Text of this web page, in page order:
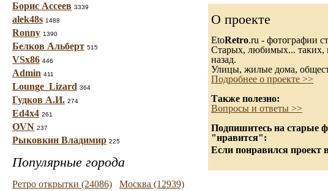
Борис Ассеев 3339
alek48s 1488
Ronny 1390
Белков Альберт 515
VSx86 446
Admin 411
Lounge_Lizard 364
Гудков А.И. 274
Ed4x4 261
OVN 237
Рыковкин Владимир 225
Популярные города
Ретро открытки (24086) Москва (12939)
О проекте
EtoRetro.ru - фотографии
Старых, любимых... таких,
назад.
Улицы, жилые дома,
Подробнее о проекте >>
Также полезно:
Вопросы и ответы >>
Подпишитесь на старые
"нравится":
Если понравился проект